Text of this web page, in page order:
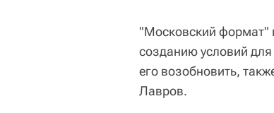
"Московский формат"
созданию условий
его возобновить,
Лавров.